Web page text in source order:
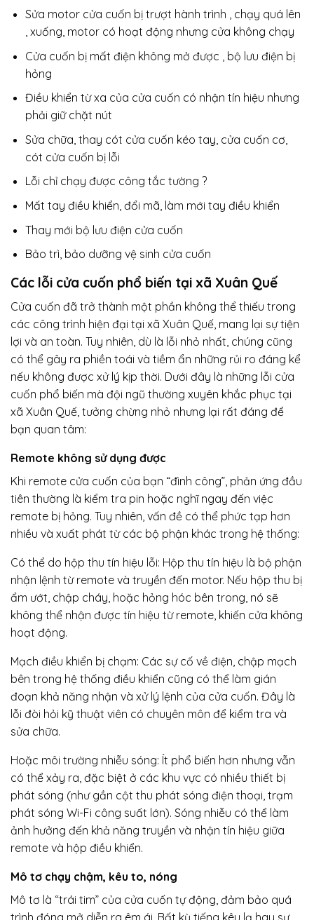
Sửa motor cửa cuốn bị trượt hành trình , chạy quá lên
, xuống, motor có hoạt động nhưng cửa không chạy
Cửa cuốn bị mất điện không mở được , bộ lưu điện bị
hỏng
Điều khiển từ xa của cửa cuốn có nhận tín hiệu nhưng
phải giữ chặt nút
Sửa chữa, thay cót cửa cuốn kéo tay, cửa cuốn cơ,
cót cửa cuốn bị lỗi
Lỗi chỉ chạy được công tắc tường ?
Mất tay điều khiển, đổi mã, làm mới tay điều khiển
Thay mới bộ lưu điện cửa cuốn
Bảo trì, bảo dưỡng vệ sinh cửa cuốn
Các lỗi cửa cuốn phổ biến tại xã Xuân Quế
Cửa cuốn đã trở thành một phần không thể thiếu trong
các công trình hiện đại tại xã Xuân Quế, mang lại sự tiện
lợi và an toàn. Tuy nhiên, dù là lỗi nhỏ nhất, chúng cũng
có thể gây ra phiền toái và tiềm ẩn những rủi ro đáng kể
nếu không được xử lý kịp thời. Dưới đây là những lỗi cửa
cuốn phổ biến mà đội ngũ thường xuyên khắc phục tại
xã Xuân Quế, tưởng chừng nhỏ nhưng lại rất đáng để
bạn quan tâm:
Remote không sử dụng được
Khi remote cửa cuốn của bạn “đình công”, phản ứng đầu
tiên thường là kiểm tra pin hoặc nghĩ ngay đến việc
remote bị hỏng. Tuy nhiên, vấn đề có thể phức tạp hơn
nhiều và xuất phát từ các bộ phận khác trong hệ thống:
Có thể do hộp thu tín hiệu lỗi: Hộp thu tín hiệu là bộ phận
nhận lệnh từ remote và truyền đến motor. Nếu hộp thu bị
ẩm ướt, chập cháy, hoặc hỏng hóc bên trong, nó sẽ
không thể nhận được tín hiệu từ remote, khiến cửa không
hoạt động.
Mạch điều khiển bị chạm: Các sự cố về điện, chập mạch
bên trong hệ thống điều khiển cũng có thể làm gián
đoạn khả năng nhận và xử lý lệnh của cửa cuốn. Đây là
lỗi đòi hỏi kỹ thuật viên có chuyên môn để kiểm tra và
sửa chữa.
Hoặc môi trường nhiễu sóng: Ít phổ biến hơn nhưng vẫn
có thể xảy ra, đặc biệt ở các khu vực có nhiều thiết bị
phát sóng (như gần cột thu phát sóng điện thoại, trạm
phát sóng Wi-Fi công suất lớn). Sóng nhiễu có thể làm
ảnh hưởng đến khả năng truyền và nhận tín hiệu giữa
remote và hộp điều khiển.
Mô tơ chạy chậm, kêu to, nóng
Mô tơ là “trái tim” của cửa cuốn tự động, đảm bảo quá
trình đóng mở diễn ra êm ái. Bất kỳ tiếng kêu lạ hay sự